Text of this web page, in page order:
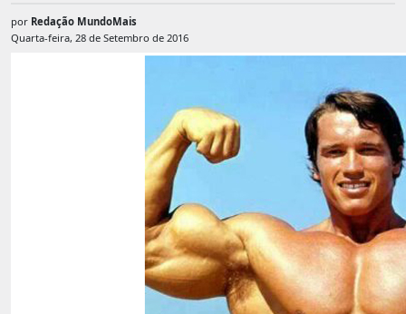
por Redação MundoMais
Quarta-feira, 28 de Setembro de 2016